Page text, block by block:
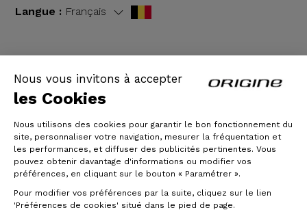
Nous vous invitons à accepter
les Cookies
Nous utilisons des cookies pour garantir le bon fonctionnement du
site, personnaliser votre navigation, mesurer la fréquentation et
les performances, et diffuser des publicités pertinentes. Vous
pouvez obtenir davantage d'informations ou modifier vos
préférences, en cliquant sur le bouton « Paramétrer ».
Pour modifier vos préférences par la suite, cliquez sur le lien
'Préférences de cookies' situé dans le pied de page.
Langue : Français
CGV | Mentions légales